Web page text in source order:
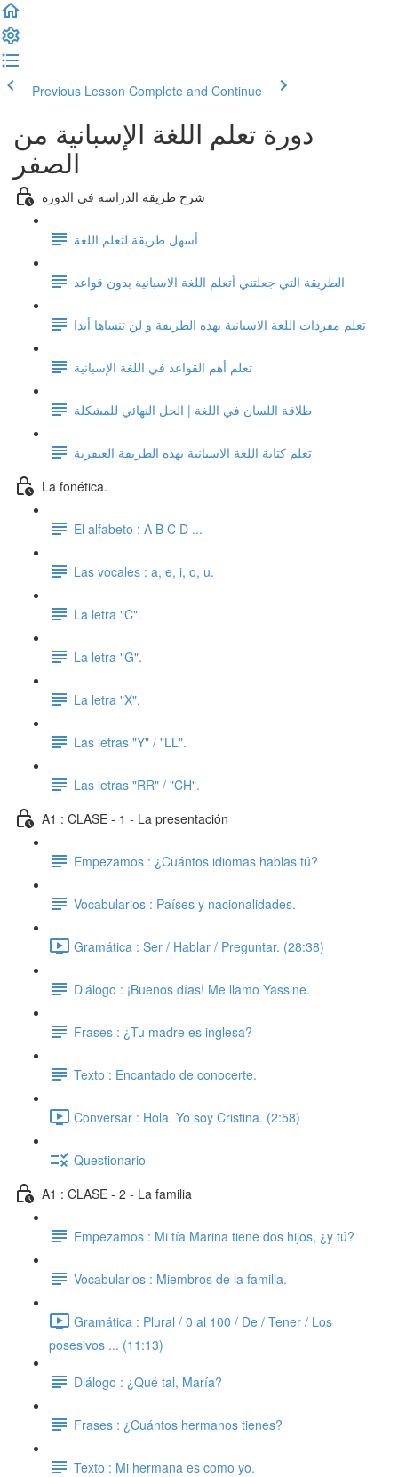
Previous Lesson Complete and Continue
دورة تعلم اللغة الإسبانية من
الصفر
شرح طريقة الدراسة في الدورة
أسهل طريقة لتعلم اللغة
الطريقة التي جعلتني أتعلم اللغة الاسبانية بدون قواعد
تعلم مفردات اللغة الاسبانية بهده الطريقة و لن تنساها أبدا
تعلم أهم القواعد في اللغة الإسبانية
طلاقة اللسان في اللغة | الحل النهائي للمشكلة
تعلم كتابة اللغة الاسبانية بهده الطريقة العبقرية
La fonética.
El alfabeto : A B C D ...
Las vocales : a, e, i, o, u.
La letra "C".
La letra "G".
La letra "X".
Las letras "Y" / "LL".
Las letras "RR" / "CH".
A1 : CLASE - 1 - La presentación
Empezamos : ¿Cuántos idiomas hablas tú?
Vocabularios : Países y nacionalidades.
Gramática : Ser / Hablar / Preguntar. (28:38)
Diálogo : ¡Buenos días! Me llamo Yassine.
Frases : ¿Tu madre es inglesa?
Texto : Encantado de conocerte.
Conversar : Hola. Yo soy Cristina. (2:58)
Questionario
A1 : CLASE - 2 - La familia
Empezamos : Mi tía Marina tiene dos hijos, ¿y tú?
Vocabularios : Miembros de la familia.
Gramática : Plural / 0 al 100 / De / Tener / Los
posesivos ... (11:13)
Diálogo : ¿Qué tal, María?
Frases : ¿Cuántos hermanos tienes?
Texto : Mi hermana es como yo.